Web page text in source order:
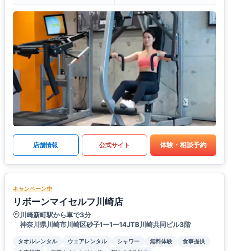
店舗情報 公式サイト 体験・相談予約
キャンペーン中
リボーンマイセルフ川崎店
川崎新町駅から車で3分
神奈川県川崎市川崎区砂子1ー1ー14JTB川崎共同ビル3階
タオルレンタル ウェアレンタル シャワー 無料体験
食事提供